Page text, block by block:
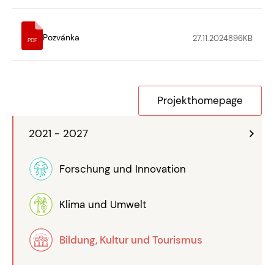
2021 - 2027
Forschung und Innovation
Klima und Umwelt
Bildung, Kultur und Tourismus
PDF Pozvánka 27.11.2024896KB
Projekthomepage